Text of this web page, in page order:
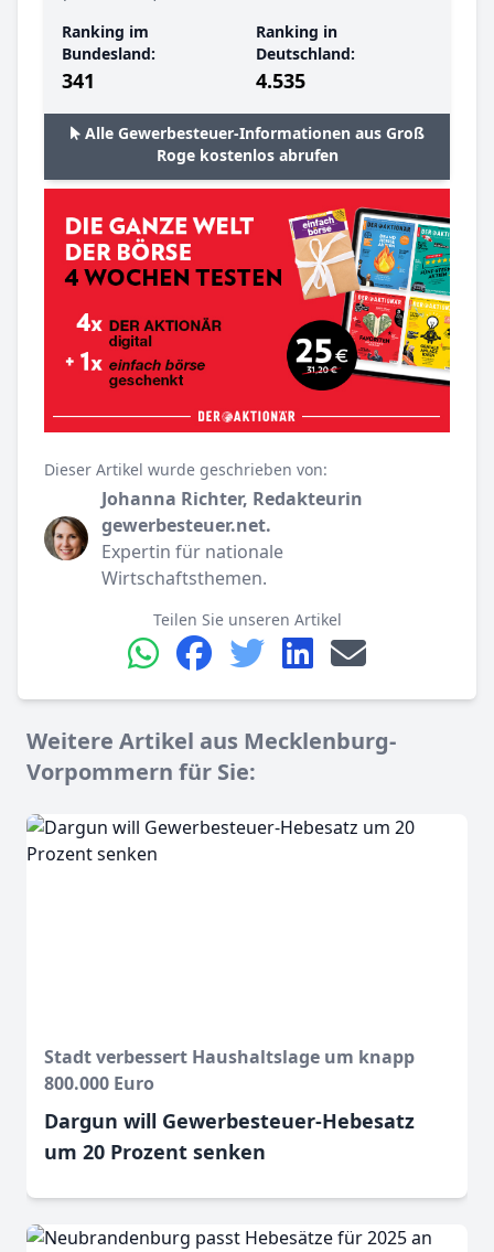
Ranking im
Bundesland:
341
Ranking in
Deutschland:
4.535
Alle Gewerbesteuer-Informationen aus Groß
Roge kostenlos abrufen
Dieser Artikel wurde geschrieben von:
Johanna Richter, Redakteurin
gewerbesteuer.net.
Expertin für nationale
Wirtschaftsthemen.
Teilen Sie unseren Artikel
Weitere Artikel aus Mecklenburg-
Vorpommern für Sie:
Stadt verbessert Haushaltslage um knapp
800.000 Euro
Dargun will Gewerbesteuer-Hebesatz
um 20 Prozent senken